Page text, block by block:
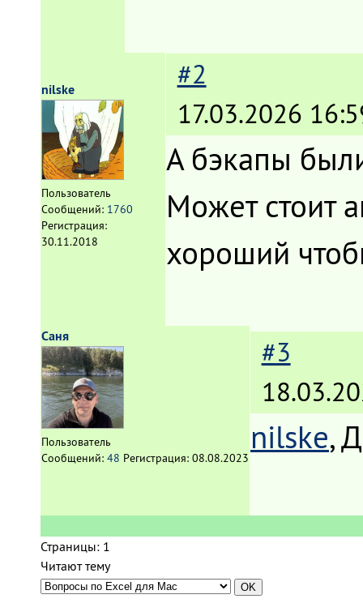
nilske
Пользователь
Сообщений: 1760
Регистрация:
30.11.2018
#2
17.03.2026
А бэкапы
Может стоит
хороший
Саня
Пользователь
Сообщений: 48 Регистрация: 08.08.2023
#3
nilske,
Страницы: 1
Читают тему